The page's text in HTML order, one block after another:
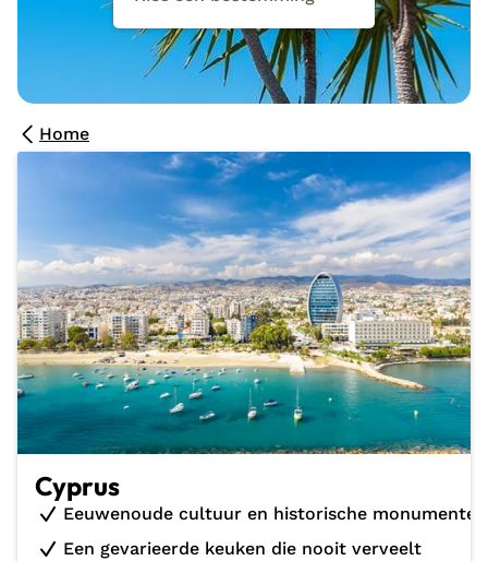
Home
Cyprus
Eeuwenoude cultuur en historische monumenten
Een gevarieerde keuken die nooit verveelt